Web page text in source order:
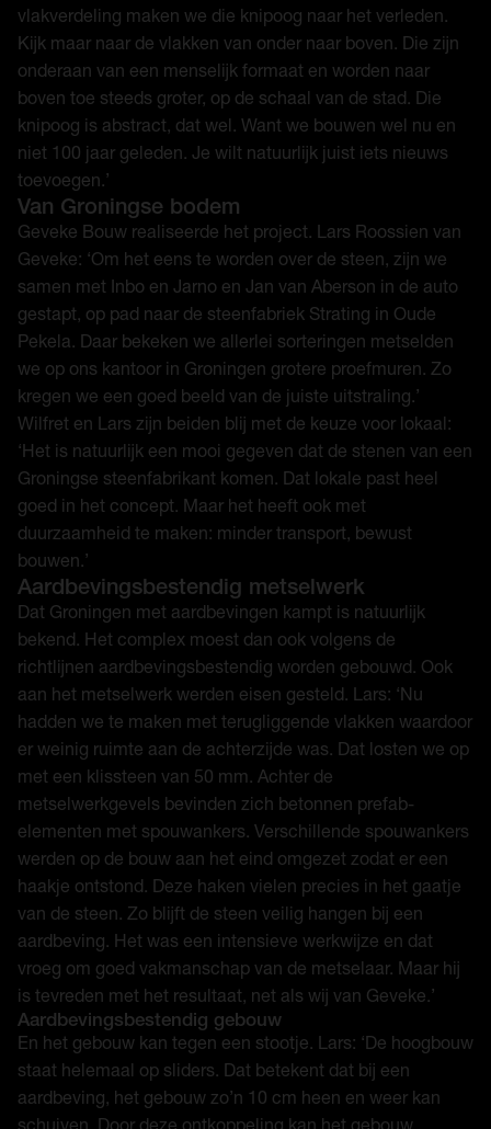
vlakverdeling maken we die knipoog naar het verleden.
Kijk maar naar de vlakken van onder naar boven. Die zijn
onderaan van een menselijk formaat en worden naar
boven toe steeds groter, op de schaal van de stad. Die
knipoog is abstract, dat wel. Want we bouwen wel nu en
niet 100 jaar geleden. Je wilt natuurlijk juist iets nieuws
toevoegen.’
Van Groningse bodem
Geveke Bouw realiseerde het project. Lars Roossien van
Geveke: ‘Om het eens te worden over de steen, zijn we
samen met Inbo en Jarno en Jan van Aberson in de auto
gestapt, op pad naar de steenfabriek Strating in Oude
Pekela. Daar bekeken we allerlei sorteringen metselden
we op ons kantoor in Groningen grotere proefmuren. Zo
kregen we een goed beeld van de juiste uitstraling.’
Wilfret en Lars zijn beiden blij met de keuze voor lokaal:
‘Het is natuurlijk een mooi gegeven dat de stenen van een
Groningse steenfabrikant komen. Dat lokale past heel
goed in het concept. Maar het heeft ook met
duurzaamheid te maken: minder transport, bewust
bouwen.’
Aardbevingsbestendig metselwerk
Dat Groningen met aardbevingen kampt is natuurlijk
bekend. Het complex moest dan ook volgens de
richtlijnen aardbevingsbestendig worden gebouwd. Ook
aan het metselwerk werden eisen gesteld. Lars: ‘Nu
hadden we te maken met terugliggende vlakken waardoor
er weinig ruimte aan de achterzijde was. Dat losten we op
met een klissteen van 50 mm. Achter de
metselwerkgevels bevinden zich betonnen prefab-
elementen met spouwankers. Verschillende spouwankers
werden op de bouw aan het eind omgezet zodat er een
haakje ontstond. Deze haken vielen precies in het gaatje
van de steen. Zo blijft de steen veilig hangen bij een
aardbeving. Het was een intensieve werkwijze en dat
vroeg om goed vakmanschap van de metselaar. Maar hij
is tevreden met het resultaat, net als wij van Geveke.’
Aardbevingsbestendig gebouw
En het gebouw kan tegen een stootje. Lars: ‘De hoogbouw
staat helemaal op sliders. Dat betekent dat bij een
aardbeving, het gebouw zo’n 10 cm heen en weer kan